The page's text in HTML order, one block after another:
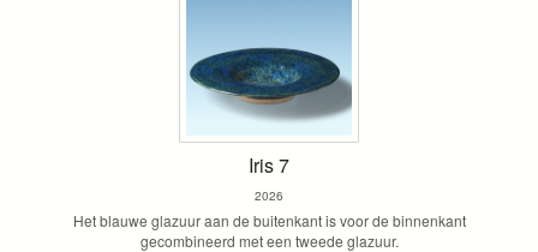
Iris 7
2026
Het blauwe glazuur aan de buitenkant is voor de binnenkant
gecombineerd met een tweede glazuur.